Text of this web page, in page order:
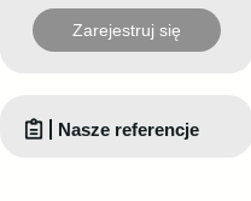
Zarejestruj się
Nasze referencje